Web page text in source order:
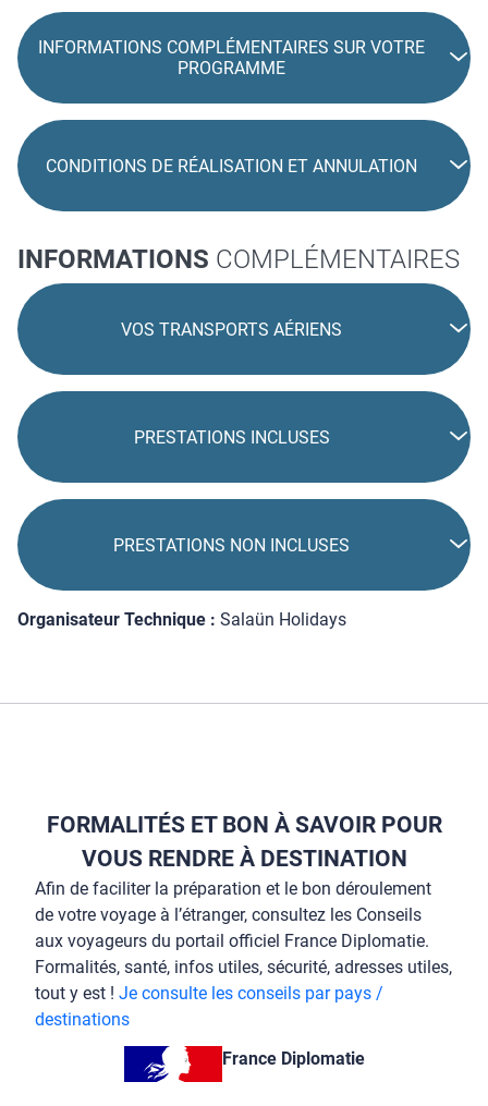
INFORMATIONS COMPLÉMENTAIRES SUR VOTRE
PROGRAMME
CONDITIONS DE RÉALISATION ET ANNULATION
INFORMATIONS COMPLÉMENTAIRES
VOS TRANSPORTS AÉRIENS
PRESTATIONS INCLUSES
PRESTATIONS NON INCLUSES
Organisateur Technique : Salaün Holidays
FORMALITÉS ET BON À SAVOIR POUR
VOUS RENDRE À DESTINATION
Afin de faciliter la préparation et le bon déroulement
de votre voyage à l’étranger, consultez les Conseils
aux voyageurs du portail officiel France Diplomatie.
Formalités, santé, infos utiles, sécurité, adresses utiles,
tout y est ! Je consulte les conseils par pays /
destinations
France Diplomatie